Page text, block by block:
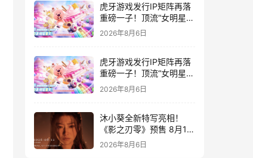
虎牙游戏发行IP矩阵再落
重磅一子！顶流“女明星”
ZANMANG LOOPY 正版
2026年8月6日
虎牙游戏发行IP矩阵再落
重磅一子！顶流“女明星”
ZANMANG LOOPY 正版
3D消除手游《消消奇遇》
2026年8月6日
沐小葵全新特写亮相！
《影之刃零》预售 8月12
日开启
2026年8月6日